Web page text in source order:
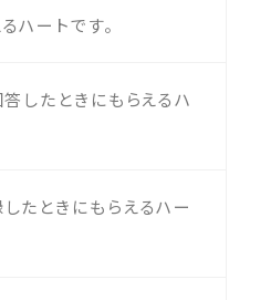
ハートです。
したときにもらえるハ
たときにもらえるハー